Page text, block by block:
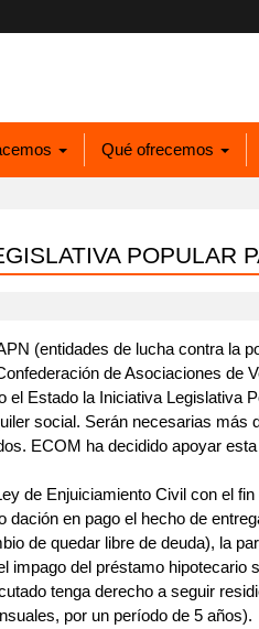
Qué ofrecemos
POPULAR
(entidades de lucha contra la
de Asociaciones de
Estado la Iniciativa Legislativa
social. Serán necesarias más
ECOM ha decidido apoyar
de Enjuiciamiento Civil con el
en pago el hecho de
de quedar libre de deuda), la
impago del préstamo hipotecario
tenga derecho a seguir
por un período de 5 años).